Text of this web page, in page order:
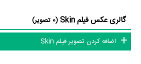
بازیگران فیلم Skin چه کسانی هستند؟ در Skin بازیگرانی چون
Buijsmanدر نقش Simon،Chris Comvalius
kapsalon،Guus Dam در نقش Amos،
گالری عکس فیلم Skin
(0 تصویر)
اضافه کردن تصویر فیلم Skin